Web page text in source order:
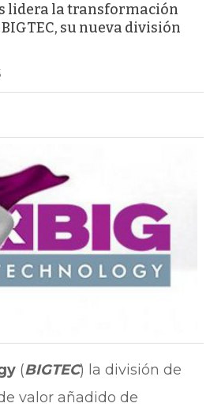
lidera la transformación
su nueva división
(BIGTEC) la división de
valor añadido de